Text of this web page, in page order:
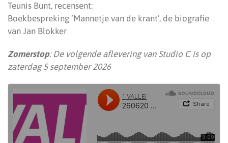
Teunis Bunt, recensent:
Boekbespreking ‘Mannetje van de krant’, de biografie
van Jan Blokker
Zomerstop: De volgende aflevering van Studio C is op
zaterdag 5 september 2026